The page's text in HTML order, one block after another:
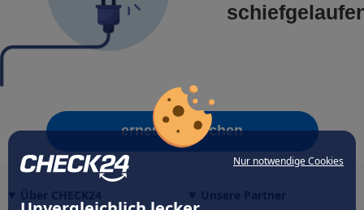
Nur notwendige Cookies
erneut versuchen